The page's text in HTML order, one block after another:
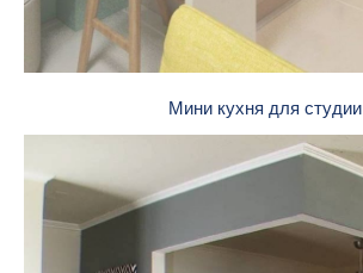
Мини кухня для студии